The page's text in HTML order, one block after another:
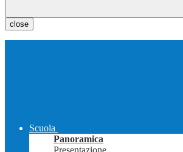
close
Scuola
Panoramica